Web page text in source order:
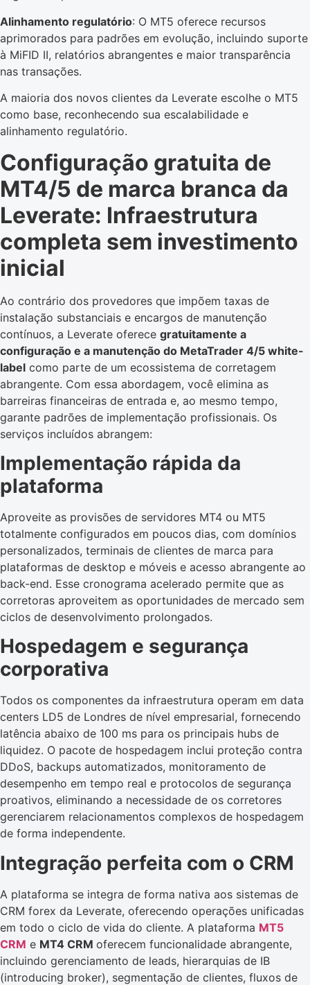
Alinhamento regulatório: O MT5 oferece recursos
aprimorados para padrões em evolução, incluindo suporte
à MiFID II, relatórios abrangentes e maior transparência
nas transações.
A maioria dos novos clientes da Leverate escolhe o MT5
como base, reconhecendo sua escalabilidade e
alinhamento regulatório.
Configuração gratuita de
MT4/5 de marca branca da
Leverate: Infraestrutura
completa sem investimento
inicial
Ao contrário dos provedores que impõem taxas de
instalação substanciais e encargos de manutenção
contínuos, a Leverate oferece gratuitamente a
configuração e a manutenção do MetaTrader 4/5 white-
label como parte de um ecossistema de corretagem
abrangente. Com essa abordagem, você elimina as
barreiras financeiras de entrada e, ao mesmo tempo,
garante padrões de implementação profissionais. Os
serviços incluídos abrangem:
Implementação rápida da
plataforma
Aproveite as provisões de servidores MT4 ou MT5
totalmente configurados em poucos dias, com domínios
personalizados, terminais de clientes de marca para
plataformas de desktop e móveis e acesso abrangente ao
back-end. Esse cronograma acelerado permite que as
corretoras aproveitem as oportunidades de mercado sem
ciclos de desenvolvimento prolongados.
Hospedagem e segurança
corporativa
Todos os componentes da infraestrutura operam em data
centers LD5 de Londres de nível empresarial, fornecendo
latência abaixo de 100 ms para os principais hubs de
liquidez. O pacote de hospedagem inclui proteção contra
DDoS, backups automatizados, monitoramento de
desempenho em tempo real e protocolos de segurança
proativos, eliminando a necessidade de os corretores
gerenciarem relacionamentos complexos de hospedagem
de forma independente.
Integração perfeita com o CRM
A plataforma se integra de forma nativa aos sistemas de
CRM forex da Leverate, oferecendo operações unificadas
em todo o ciclo de vida do cliente. A plataforma MT5
CRM e MT4 CRM oferecem funcionalidade abrangente,
incluindo gerenciamento de leads, hierarquias de IB
(introducing broker), segmentação de clientes, fluxos de